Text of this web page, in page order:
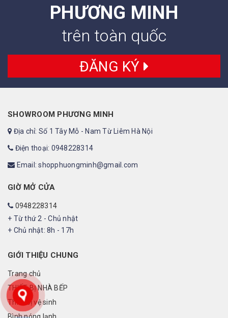
PHƯƠNG MINH
trên toàn quốc
ĐĂNG KÝ
SHOWROOM PHƯƠNG MINH
Địa chỉ: Số 1 Tây Mỗ - Nam Từ Liêm Hà Nội
Điện thoại: 0948228314
Email: shopphuongminh@gmail.com
GIỜ MỞ CỬA
0948228314
+ Từ thứ 2 - Chủ nhật
+ Chủ nhật: 8h - 17h
GIỚI THIỆU CHUNG
Trang chủ
THIẾT BỊ NHÀ BẾP
Thiết bị vệ sinh